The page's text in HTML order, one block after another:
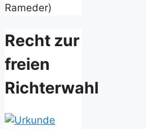
Rameder)
Recht zur
freien
Richterwahl